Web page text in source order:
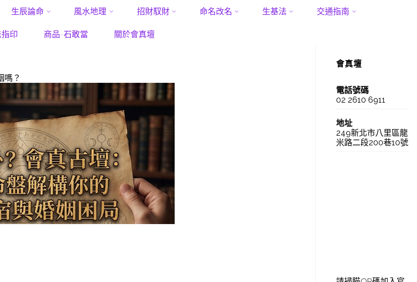
生辰論命 風水地理 招財馭財 命名改名 生基法 交通指南
印 商品-石敢當 關於會真壇
次？和合術真的能救你的感情婚姻嗎？ 你到底要做幾次和合術
嗎？
會真壇
電話號碼
02 2610 6911
地址
249新北市八里區龍
米路二段200巷10號